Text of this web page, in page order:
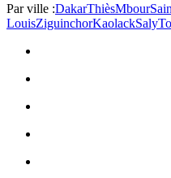
Par ville :DakarThièsMbour
LouisZiguinchorKaolackSaly